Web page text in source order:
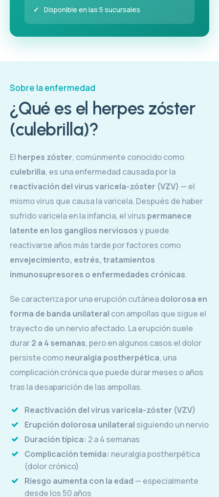
Disponible en las 5 sucursales
Sobre la enfermedad
¿Qué es el herpes zóster
(culebrilla)?
El herpes zóster, comúnmente conocido como
culebrilla, es una enfermedad causada por la
reactivación del virus varicela-zóster (VZV) — el
mismo virus que causa la varicela. Después de haber
sufrido varicela en la infancia, el virus permanece
latente en los ganglios nerviososy puede
reactivarse años más tarde por factores como
envejecimiento, estrés, tratamientos
inmunosupresores o enfermedades crónicas.
Se caracteriza por una erupción cutáneadolorosa en
forma de banda unilateral con ampollas que sigue el
trayecto de un nervio afectado. La erupción suele
durar2 a 4 semanas, pero en algunos casos el dolor
persiste comoneuralgia postherpética, una
complicación crónica que puede durar meses o años
tras la desaparición de las ampollas.
Reactivación del virus varicela-zóster (VZV)
Erupción dolorosa unilateral siguiendo un nervio
Duración típica: 2 a 4 semanas
Complicación temida: neuralgia postherpética
(dolor crónico)
Riesgo aumenta con la edad — especialmente
desde los 50 años